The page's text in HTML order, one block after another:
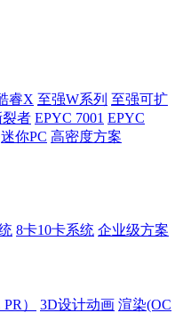
睿X 至强W系列 至强可扩
者 EPYC 7001 EPYC
迷你PC 高密度方案
8卡10卡系统 企业级方案
） 3D设计动画 渲染(OC